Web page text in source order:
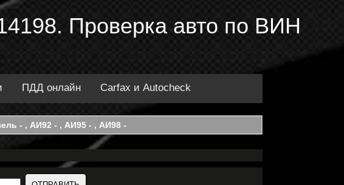
Проверка авто по ВИН
ПДД онлайн Carfax и Autocheck
- , АИ92 - , АИ95 - , АИ98 -